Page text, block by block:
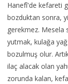
Hanefî'de kefareti
bozduktan sonra,
gerekmez. Mesela
yutmak, kulağa
bozulmuş olur.
ilaç alacak olan
zorunda kalan,